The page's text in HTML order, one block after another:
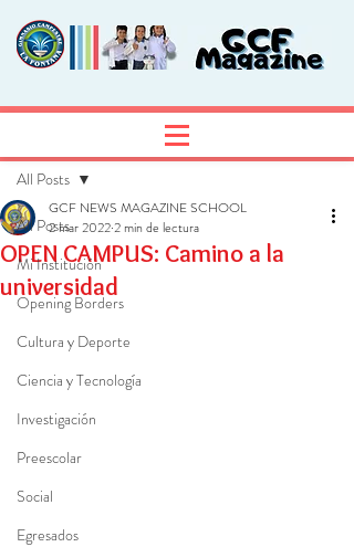
All Posts
Mi Institución
Opening Borders
Cultura y Deporte
Ciencia y Tecnología
Investigación
Preescolar
Social
Egresados
All Posts
OPEN CAMPUS: Camino a la
universidad
GCF NEWS MAGAZINE SCHOOL
2 mar 20222 min de lectura